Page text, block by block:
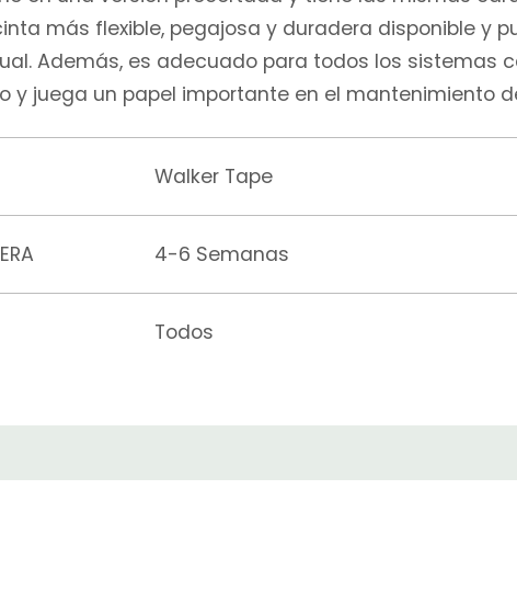
más flexible, pegajosa y duradera disponible y
Además, es adecuado para todos los sistemas
y juega un papel importante en el mantenimiento
Walker Tape
4-6 Semanas
Todos